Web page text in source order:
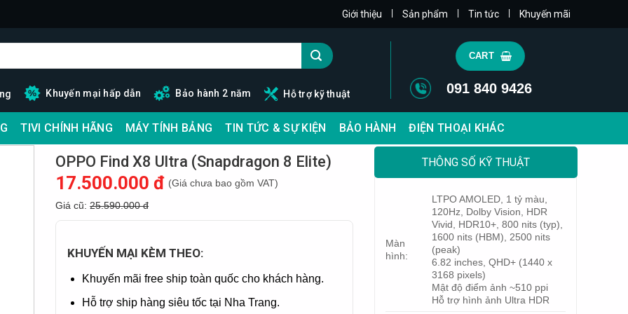
Giới thiệu Sản phẩm Tin tức Khuyến mãi
Khuyến mại hấp dẫn Bảo hành 2 năm Hỗ trợ kỹ thuật
CART
091 840 9426
TIVI CHÍNH HÃNG MÁY TÍNH BẢNG TIN TỨC & SỰ KIỆN BẢO HÀNH ĐIỆN THOẠI KHÁC
OPPO Find X8 Ultra (Snapdragon 8 Elite)
17.500.000 đ (Giá chưa bao gồm VAT)
Giá cũ:25.590.000 đ
KHUYẾN MẠI KÈM THEO:
Khuyến mãi free ship toàn quốc cho khách hàng.
Hỗ trợ ship hàng siêu tốc tại Nha Trang.
THÔNG SỐ KỸ THUẬT
Màn
hình:
LTPO AMOLED, 1 tỷ màu,
120Hz, Dolby Vision, HDR
Vivid, HDR10+, 800 nits (typ),
1600 nits (HBM), 2500 nits
(peak)
6.82 inches, QHD+ (1440 x
3168 pixels)
Mật độ điểm ảnh ~510 ppi
Hỗ trợ hình ảnh Ultra HDR